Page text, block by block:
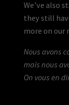
We’ve also
they still
more on our
Nous avons
mais nous
On vous en